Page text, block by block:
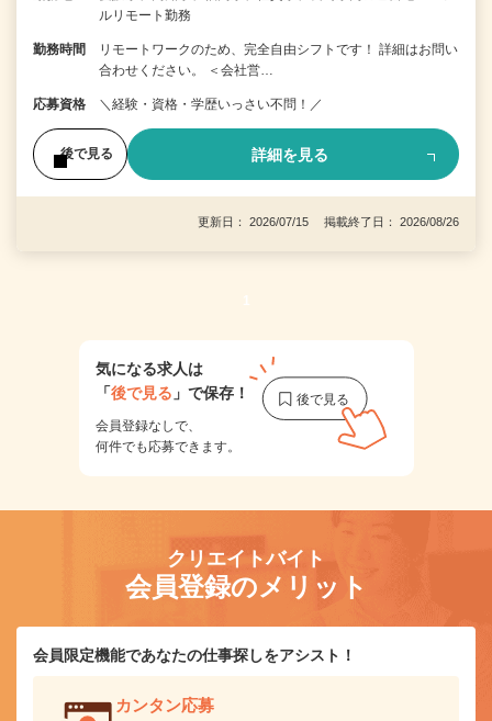
ルリモート勤務
勤務時間
リモートワークのため、完全自由シフトです！ 詳細はお問い
合わせください。 ＜会社営…
応募資格 ＼経験・資格・学歴いっさい不問！／
後で見る 詳細を見る
更新日： 2026/07/15 掲載終了日： 2026/08/26
1
気になる求人は
「後で見る 」で保存！
会員登録なしで、
何件でも応募できます。
クリエイトバイト
会員登録のメリット
会員限定機能であなたの仕事探しをアシスト！
カンタン応募